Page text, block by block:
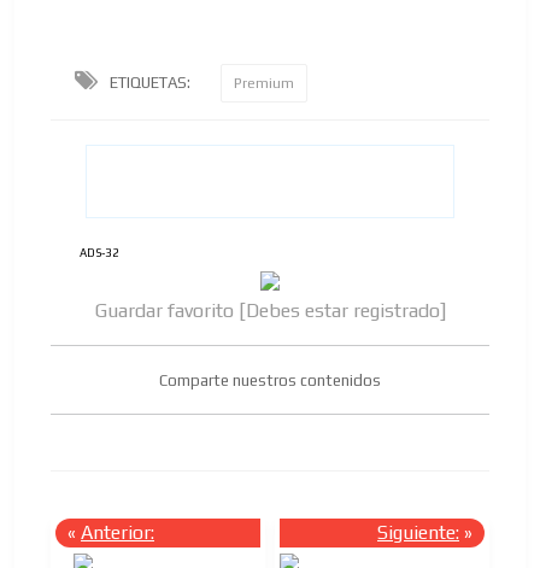
ETIQUETAS: Premium
ADS-32
Guardar favorito [Debes estar registrado]
Comparte nuestros contenidos
« Anterior: Siguiente: »